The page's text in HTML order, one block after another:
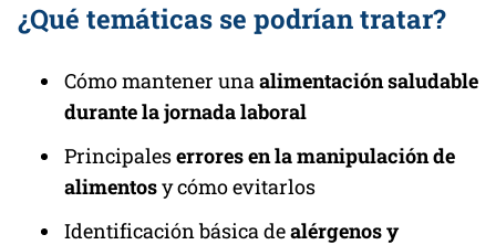
¿Qué temáticas se podrían tratar?
Cómo mantener unaalimentación saludable
durante la jornada laboral
Principaleserrores en la manipulación de
alimentosy cómo evitarlos
Identificación básica dealérgenos y